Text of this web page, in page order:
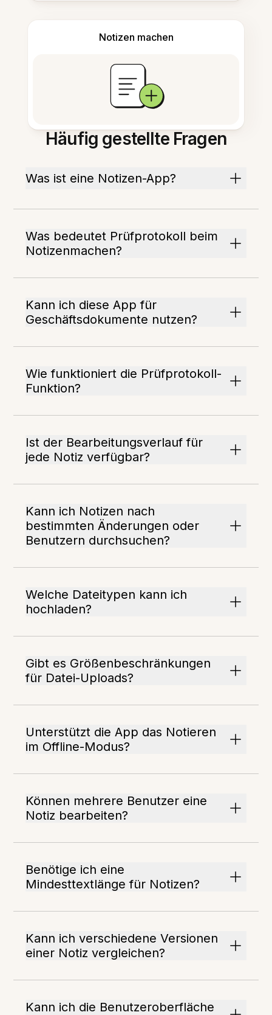
Notizen machen
Häufig gestellte Fragen
Was ist eine Notizen-App?
Was bedeutet Prüfprotokoll beim
Notizenmachen?
Kann ich diese App für
Geschäftsdokumente nutzen?
Wie funktioniert die Prüfprotokoll-
Funktion?
Ist der Bearbeitungsverlauf für
jede Notiz verfügbar?
Kann ich Notizen nach
bestimmten Änderungen oder
Benutzern durchsuchen?
Welche Dateitypen kann ich
hochladen?
Gibt es Größenbeschränkungen
für Datei-Uploads?
Unterstützt die App das Notieren
im Offline-Modus?
Können mehrere Benutzer eine
Notiz bearbeiten?
Benötige ich eine
Mindesttextlänge für Notizen?
Kann ich verschiedene Versionen
einer Notiz vergleichen?
Kann ich die Benutzeroberfläche